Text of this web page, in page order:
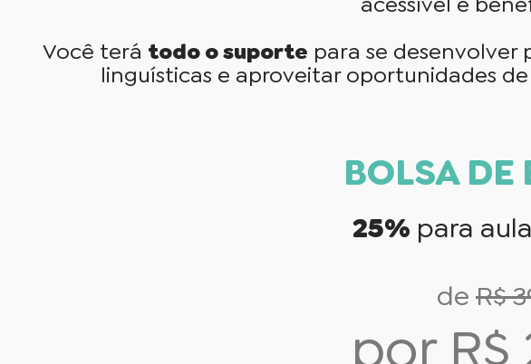
Você terá todo o suporte para se desenvolver
linguísticas e aproveitar oportunidades
BOLSA DE
25% para
de R$
por R$